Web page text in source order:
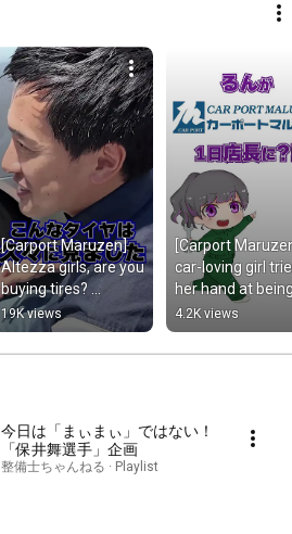
[Carport Maruzen]
Altezza girls, are you
buying tires?
President Yone tells
us his favorite tires!
19K views
[Carport
car-loving girl
her hand at
the manager of
tire shop for a
4.2K views
今日は「まぃまぃ」ではない！
「保井舞選手」企画
整備士ちゃんねる · Playlist